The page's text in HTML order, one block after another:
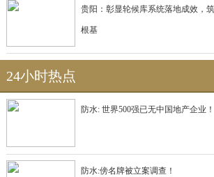
贵阳：彰显轮候库系统落地成效，
根基
24小时热点
防水: 世界500强已无中国地产企业！
防水:傍名牌被立案调查！